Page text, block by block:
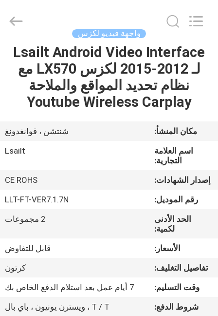
منزل،
بيت
منتجات
أشرطة
فيديو
معلومات
جولة
المعمل
مراقبة
الجودة
Electron
Co.,Ltd.
واجهة فيديو لكزس
Lsailt Android Video Interface
لـ 2012-2015 لكزس LX570 مع
نظام تحديد المواقع والملاحة
Youtube Wireless Carplay
مكان المنشأ:
شنتشن ، قوانغدونغ
اسم العلامة
التجارية:
Lsailt
إصدار الشهادات:
CE ROHS
رقم الموديل:
LLT-FT-VER7.1.7N
الحد الأدنى
لكمية:
2 مجموعات
الأسعار:
قابل للتفاوض
تفاصيل التغليف:
كرتون
وقت التسليم:
7 أيام عمل بعد استلام الدفع الخاص بك
شروط الدفع:
T / T ، ويسترن يونيون ، باي بال